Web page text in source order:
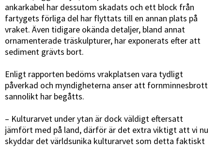
ankarkabel har dessutom skadats och ett block från
fartygets förliga del har flyttats till en annan plats på
vraket. Även tidigare okända detaljer, bland annat
ornamenterade träskulpturer, har exponerats efter att
sediment grävts bort.
Enligt rapporten bedöms vrakplatsen vara tydligt
påverkad och myndigheterna anser att fornminnesbrott
sannolikt har begåtts.
– Kulturarvet under ytan är dock väldigt eftersatt
jämfört med på land, därför är det extra viktigt att vi nu
skyddar det världsunika kulturarvet som detta faktiskt